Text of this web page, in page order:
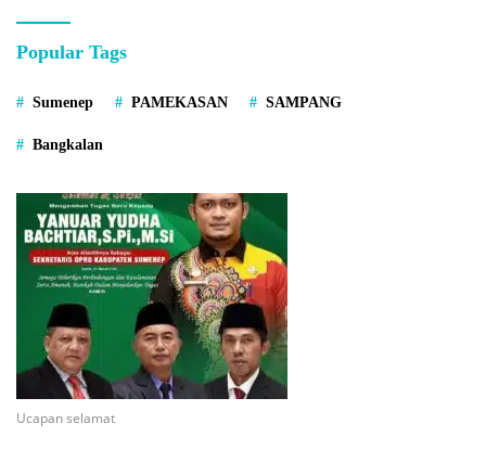
Popular Tags
Sumenep PAMEKASAN SAMPANG
Bangkalan
Ucapan selamat